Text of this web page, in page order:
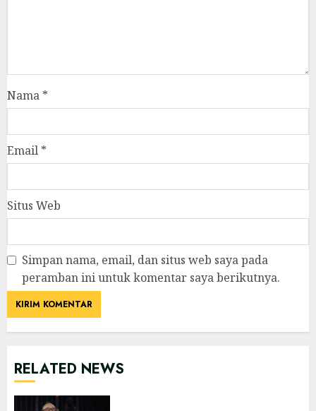
Nama *
Email *
Situs Web
Simpan nama, email, dan situs web saya pada
peramban ini untuk komentar saya berikutnya.
RELATED NEWS